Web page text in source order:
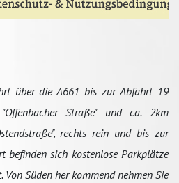
über die A661 bis zur Abfahrt 19
Straße" und ca. 2km
rechts rein und bis zur
befinden sich kostenlose Parkplätze
Süden her kommend nehmen Sie